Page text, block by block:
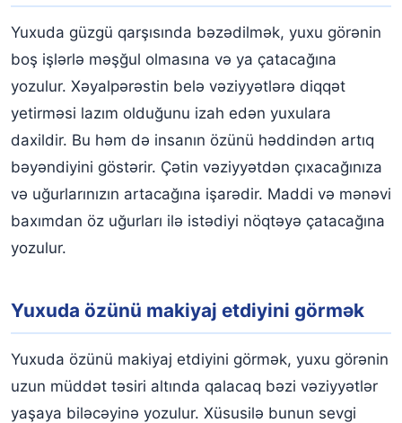
Yuxuda güzgü qarşısında bəzədilmək, yuxu görənin
boş işlərlə məşğul olmasına və ya çatacağına
yozulur. Xəyalpərəstin belə vəziyyətlərə diqqət
yetirməsi lazım olduğunu izah edən yuxulara
daxildir. Bu həm də insanın özünü həddindən artıq
bəyəndiyini göstərir. Çətin vəziyyətdən çıxacağınıza
və uğurlarınızın artacağına işarədir. Maddi və mənəvi
baxımdan öz uğurları ilə istədiyi nöqtəyə çatacağına
yozulur.
Yuxuda özünü makiyaj etdiyini görmək
Yuxuda özünü makiyaj etdiyini görmək, yuxu görənin
uzun müddət təsiri altında qalacaq bəzi vəziyyətlər
yaşaya biləcəyinə yozulur. Xüsusilə bunun sevgi